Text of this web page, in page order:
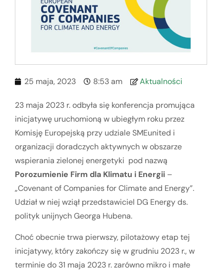
25 maja, 2023 8:53 am Aktualności
23 maja 2023 r. odbyła się konferencja promująca
inicjatywę uruchomioną w ubiegłym roku przez
Komisję Europejską przy udziale SMEunited i
organizacji doradczych aktywnych w obszarze
wspierania zielonej energetyki pod nazwą
Porozumienie Firm dla Klimatu i Energii –
„Covenant of Companies for Climate and Energy”.
Udział w niej wziął przedstawiciel DG Energy ds.
polityk unijnych Georga Hubena.
Choć obecnie trwa pierwszy, pilotażowy etap tej
inicjatywy, który zakończy się w grudniu 2023 r., w
terminie do 31 maja 2023 r. zarówno mikro i małe